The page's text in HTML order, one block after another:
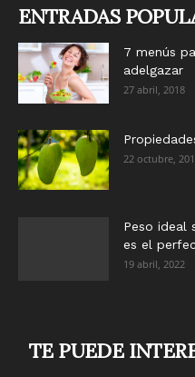
ENTRADAS
7 menús
adelgazar
27 abril, 2018
22 octubre,
Peso ideal
es el
19 abril, 2022
TE PUEDE